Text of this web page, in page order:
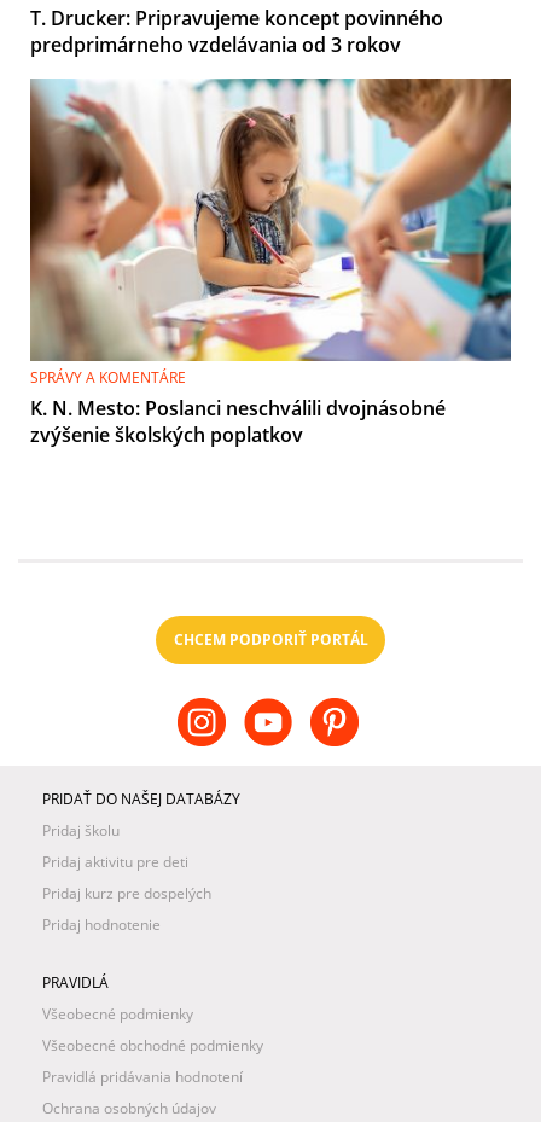
T. Drucker: Pripravujeme koncept povinného
predprimárneho vzdelávania od 3 rokov
SPRÁVY A KOMENTÁRE
K. N. Mesto: Poslanci neschválili dvojnásobné
zvýšenie školských poplatkov
CHCEM PODPORIŤ PORTÁL
PRIDAŤ DO NAŠEJ DATABÁZY
Pridaj školu
Pridaj aktivitu pre deti
Pridaj kurz pre dospelých
Pridaj hodnotenie
PRAVIDLÁ
Všeobecné podmienky
Všeobecné obchodné podmienky
Pravidlá pridávania hodnotení
Ochrana osobných údajov